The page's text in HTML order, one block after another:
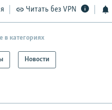
Читать без VPN
в категориях
Новости